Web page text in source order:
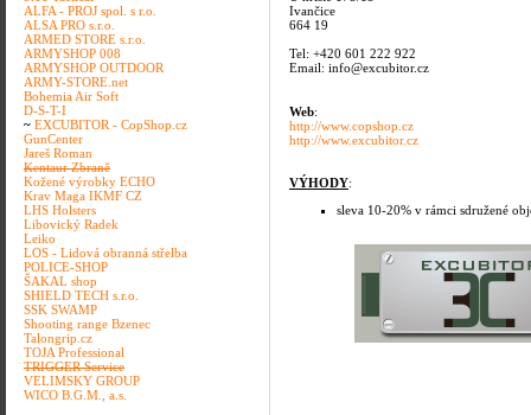
ALFA - PROJ spol. s r.o.
ALSA PRO s.r.o.
ARMED STORE s.r.o.
ARMYSHOP 008
ARMYSHOP OUTDOOR
ARMY-STORE.net
Bohemia Air Soft
D-S-T-I
~ EXCUBITOR - CopShop.cz
GunCenter
Jareš Roman
Kentaur Zbraně
Kožené výrobky ECHO
Krav Maga IKMF CZ
LHS Holsters
Libovický Radek
Leiko
LOS - Lidová obranná střelba
POLICE-SHOP
ŠAKAL shop
SHIELD TECH s.r.o.
SSK SWAMP
Shooting range Bzenec
Talongrip.cz
TOJA Professional
TRIGGER Service
VELIMSKY GROUP
WICO B.G.M., a.s.
Ivančice
664 19
Tel: +420 601 222 922
Email: info@excubitor.cz
Web:
http://www.copshop.cz
http://www.excubitor.cz
VÝHODY:
sleva 10-20% v rámci sdružené